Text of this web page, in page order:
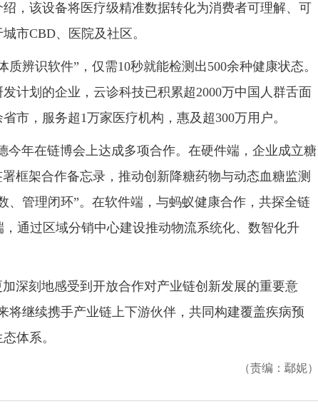
，该设备将医疗级精准数据转化为消费者可理解、可
市CBD、医院及社区。
识软件”，仅需10秒就能检测出500余种健康状态。
计划的企业，云诊科技已积累超2000万中国人群舌面
市，服务超1万家医疗机构，惠及超300万用户。
年在链博会上达成多项合作。在硬件端，企业成立糖
框架合作备忘录，推动创新降糖药物与动态血糖监测
、管理闭环”。在软件端，与蚂蚁健康合作，共探全链
通过区域分销中心建设推动物流系统化、数智化升
刻地感受到开放合作对产业链创新发展的重要意
将继续携手产业链上下游伙伴，共同构建覆盖疾病预
体系。
（责编：鄢妮）